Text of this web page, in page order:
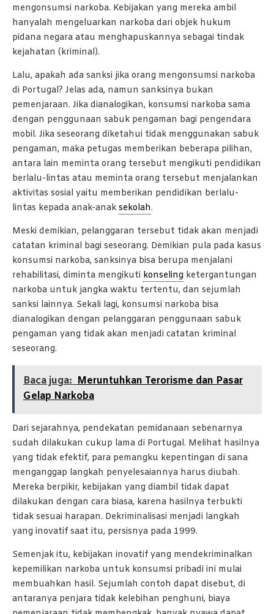
mengonsumsi narkoba. Kebijakan yang mereka ambil
hanyalah mengeluarkan narkoba dari objek hukum
pidana negara atau menghapuskannya sebagai tindak
kejahatan (kriminal).
Lalu, apakah ada sanksi jika orang mengonsumsi narkoba
di Portugal? Jelas ada, namun sanksinya bukan
pemenjaraan. Jika dianalogikan, konsumsi narkoba sama
dengan penggunaan sabuk pengaman bagi pengendara
mobil. Jika seseorang diketahui tidak menggunakan sabuk
pengaman, maka petugas memberikan beberapa pilihan,
antara lain meminta orang tersebut mengikuti pendidikan
berlalu-lintas atau meminta orang tersebut menjalankan
aktivitas sosial yaitu memberikan pendidikan berlalu-
lintas kepada anak-anak sekolah.
Meski demikian, pelanggaran tersebut tidak akan menjadi
catatan kriminal bagi seseorang. Demikian pula pada kasus
konsumsi narkoba, sanksinya bisa berupa menjalani
rehabilitasi, diminta mengikuti konseling ketergantungan
narkoba untuk jangka waktu tertentu, dan sejumlah
sanksi lainnya. Sekali lagi, konsumsi narkoba bisa
dianalogikan dengan pelanggaran penggunaan sabuk
pengaman yang tidak akan menjadi catatan kriminal
seseorang.
Baca juga: Meruntuhkan Terorisme dan Pasar
Gelap Narkoba
Dari sejarahnya, pendekatan pemidanaan sebenarnya
sudah dilakukan cukup lama di Portugal. Melihat hasilnya
yang tidak efektif, para pemangku kepentingan di sana
menganggap langkah penyelesaiannya harus diubah.
Mereka berpikir, kebijakan yang diambil tidak dapat
dilakukan dengan cara biasa, karena hasilnya terbukti
tidak sesuai harapan. Dekriminalisasi menjadi langkah
yang inovatif saat itu, persisnya pada 1999.
Semenjak itu, kebijakan inovatif yang mendekriminalkan
kepemilikan narkoba untuk konsumsi pribadi ini mulai
membuahkan hasil. Sejumlah contoh dapat disebut, di
antaranya penjara tidak kelebihan penghuni, biaya